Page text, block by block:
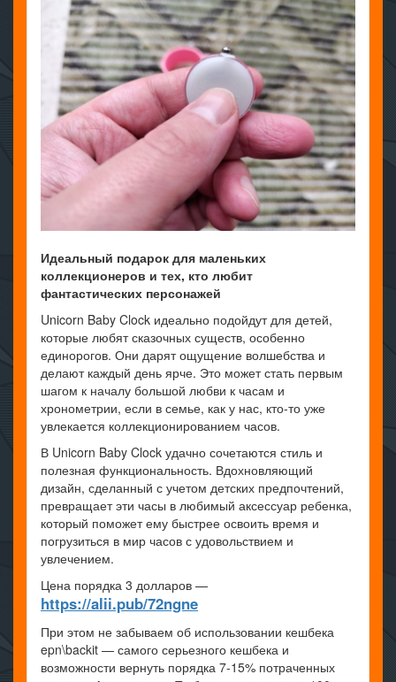
Идеальный подарок для маленьких
коллекционеров и тех, кто любит
фантастических персонажей
Unicorn Baby Clock идеально подойдут для детей,
которые любят сказочных существ, особенно
единорогов. Они дарят ощущение волшебства и
делают каждый день ярче. Это может стать первым
шагом к началу большой любви к часам и
хронометрии, если в семье, как у нас, кто-то уже
увлекается коллекционированием часов.
В Unicorn Baby Clock удачно сочетаются стиль и
полезная функциональность. Вдохновляющий
дизайн, сделанный с учетом детских предпочтений,
превращает эти часы в любимый аксессуар ребенка,
который поможет ему быстрее освоить время и
погрузиться в мир часов с удовольствием и
увлечением.
Цена порядка 3 долларов —
https://alii.pub/72ngne
При этом не забываем об использовании кешбека
epn\backit — самого серьезного кешбека и
возможности вернуть порядка 7-15% потраченных